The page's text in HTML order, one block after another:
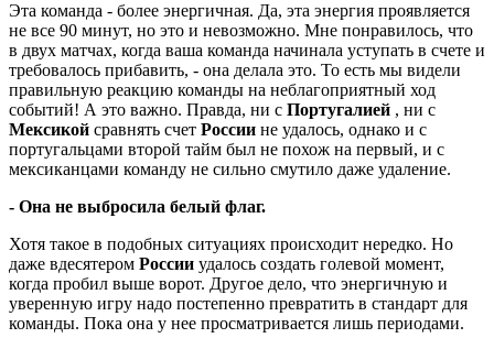
Эта команда - более энергичная. Да, эта энергия проявляется
не все 90 минут, но это и невозможно. Мне понравилось, что
в двух матчах, когда ваша команда начинала уступать в счете и
требовалось прибавить, - она делала это. То есть мы видели
правильную реакцию команды на неблагоприятный ход
событий! А это важно. Правда, ни с Португалией , ни с
Мексикой сравнять счет России не удалось, однако и с
португальцами второй тайм был не похож на первый, и с
мексиканцами команду не сильно смутило даже удаление.
- Она не выбросила белый флаг.
Хотя такое в подобных ситуациях происходит нередко. Но
даже вдесятером России удалось создать голевой момент,
когда пробил выше ворот. Другое дело, что энергичную и
уверенную игру надо постепенно превратить в стандарт для
команды. Пока она у нее просматривается лишь периодами.